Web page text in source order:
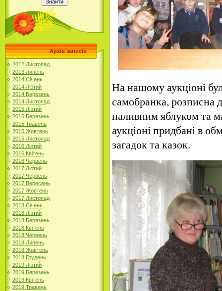
Архів записів
2012 Листопад
2013 Липень
2014 Січень
2014 Лютий
2014 Березень
2014 Листопад
2015 Лютий
2015 Березень
2015 Травень
2015 Жовтень
2015 Листопад
2016 Лютий
2016 Квітень
2016 Червень
2017 Лютий
2017 Червень
2017 Вересень
2017 Жовтень
2017 Листопад
2018 Січень
2018 Лютий
2018 Березень
2018 Квітень
2018 Червень
2018 Липень
2018 Жовтень
2018 Грудень
2019 Лютий
2019 Березень
2019 Квітень
2019 Травень
На нашому аукціоні
самобранка, розписна
наливним яблуком та
аукціоні придбані в
загадок та казок.